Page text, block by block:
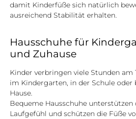
damit Kinderfüße sich natürlich
ausreichend Stabilität erhalten.
Hausschuhe für
und Zuhause
Kinder verbringen viele Stunden am
im Kindergarten, in der Schule oder
Hause.
Bequeme Hausschuhe unterstützen
Laufgefühl und schützen die Füße